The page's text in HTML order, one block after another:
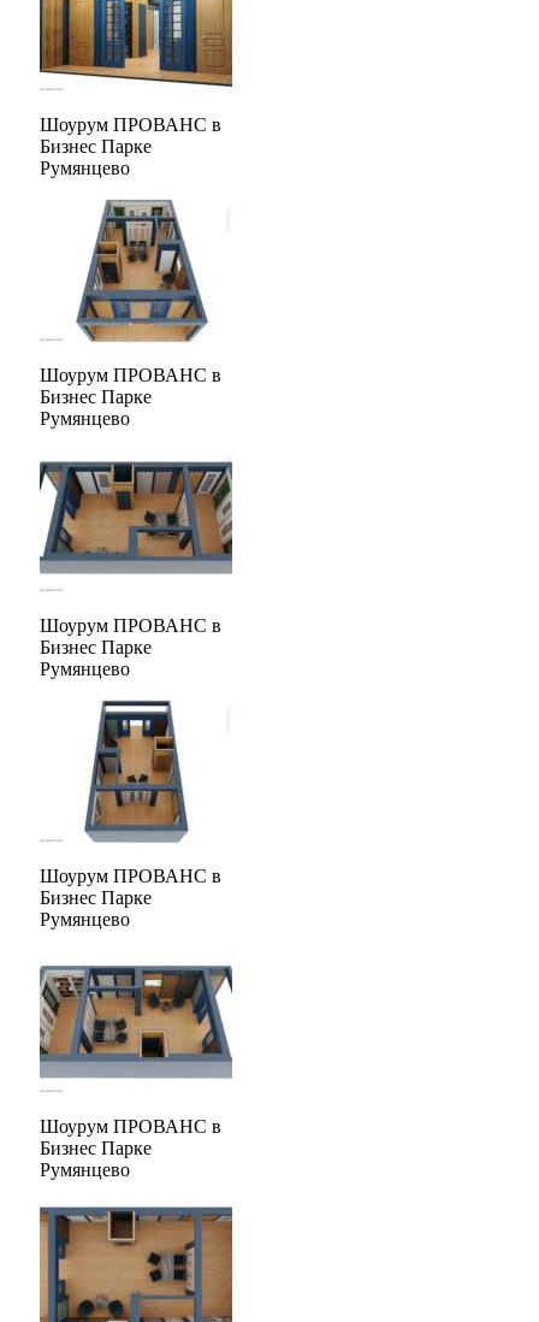
Шоурум ПРОВАНС в
Бизнес Парке
Румянцево
Шоурум ПРОВАНС в
Бизнес Парке
Румянцево
Шоурум ПРОВАНС в
Бизнес Парке
Румянцево
Шоурум ПРОВАНС в
Бизнес Парке
Румянцево
Шоурум ПРОВАНС в
Бизнес Парке
Румянцево